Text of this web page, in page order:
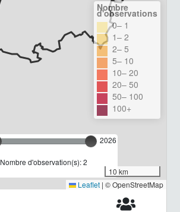
2026
Nombre d'observation(s): 2
Nombre
d'observations
0– 1
1– 2
2– 5
5– 10
10– 20
20– 50
50– 100
100+
10 km
Leaflet | © OpenStreetMap